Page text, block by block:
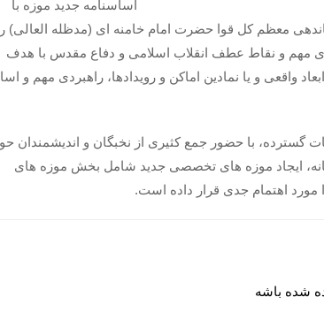
اساسنامه جدید موزه با
در تاریخ ۰۲/۱۲/۱۳۹۵ به تأیید مقام معظم رهبری و فرماندهی معظم کل قوا حضرت امام خامنه ای (مدظله
مهم و نقاط عطف انقلاب اسلامی و دفاع مقدس با هدف
واقعی و یا نمادین اماکن و رویدادها، راهبردی مهم و
گسترده، با حضور جمع کثیری از نخبگان و اندیشمندان
در تالارهای هشتگانه، ایجاد موزه های تخصصی جدید شامل بخش موزه های
مورد اهتمام جدی قرار داده است.
شده باشه